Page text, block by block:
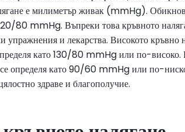
е милиметър живак (mmHg).
80 mmHg. Въпреки това кръвното
упражнения и лекарства. Високото кръвно
като 130/80 mmHg или по-високо.
определя като 90/60 mmHg или по-
здраве и благополучие.